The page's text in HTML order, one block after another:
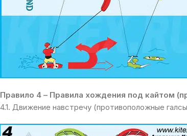
Правило 4 – Правила хождения под кайтом
4.1. Движение навстречу (противоположные